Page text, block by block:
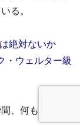
る。
絶対ないか
・ウェルター級
、何もできず